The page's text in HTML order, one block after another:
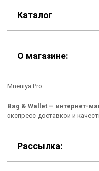
F.A.Q
Контакты
Шоурум
Материалы
Подарочные
О нас
Каталог
Скидки
Кошельки
Сумки
О магазине:
Mneniya.Pro
Bag & Wallet — интернет-
экспресс-доставкой и
Рассылка: